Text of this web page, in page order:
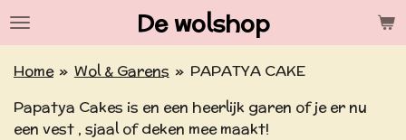
Ga
hoofdinhoud
De wolshop
Home » Wol & Garens » PAPATYA CAKE
Papatya Cakes is en een heerlijk garen of je er nu
een vest , sjaal of deken mee maakt!